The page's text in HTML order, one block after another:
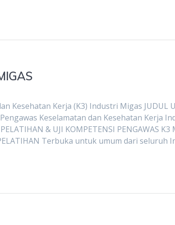
Kesehatan Kerja (K3) Industri Migas JUDUL
Keselamatan dan Kesehatan Kerja
& UJI KOMPETENSI PENGAWAS
Terbuka untuk umum dari seluruh